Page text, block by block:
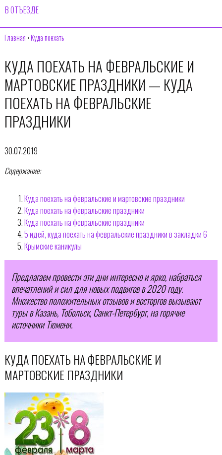
В ОТЪЕЗДЕ
Главная ›Куда поехать
КУДА ПОЕХАТЬ НА ФЕВРАЛЬСКИЕ И
МАРТОВСКИЕ ПРАЗДНИКИ — КУДА
ПОЕХАТЬ НА ФЕВРАЛЬСКИЕ
ПРАЗДНИКИ
30.07.2019
Содержание:
Куда поехать на февральские и мартовские праздники
Куда поехать на февральские праздники
Куда поехать на февральские праздники
5 идей, куда поехать на февральские праздники в закладки 6
Крымские каникулы
Предлагаем провести эти дни интересно и ярко, набраться
впечатлений и сил для новых подвигов в 2020 году.
Множество положительных отзывов и восторгов вызывают
туры в Казань, Тобольск, Санкт-Петербург, на горячие
источники Тюмени.
КУДА ПОЕХАТЬ НА ФЕВРАЛЬСКИЕ И
МАРТОВСКИЕ ПРАЗДНИКИ